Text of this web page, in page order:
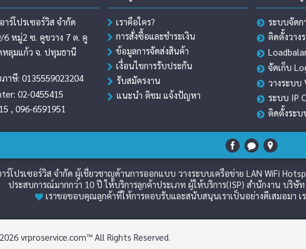
ร์โปรเซอร์วิส จำกัด
6 หมู่2 ซ. คูขวาง 7 ต. คู
หลุมแก้ว จ. ปทุมธานี
ภาษี: 0135559023204
02-0455415
, 096-6591951
เราคือใคร?
การสั่งซื้อและชำระเงิน
ข้อมูลการจัดส่งสินค้า
เงื่อนไขการรับประกัน
รับสมัครงาน
แนะนำ ติชม แจ้งปัญหา
ระบบจัดก
ติดตั้งวาง
จัดเก็บ
วางระบบ
ระบบ IP
ติดตั้งระบ
ร์โปรเซอร์วิส จำกัด ผู้เชี่ยวชาญด้านการออกแบบ วางระบบเครือข่าย LAN WiFi
ประสบการณ์มากกว่า 10 ปี ให้บริการลูกค้าประเภท ผู้ให้บริการ(ISP) สำนักงาน บริ
เราขอขอบคุณลูกค้าที่ให้การตอบรับและสนับสนุนเราเป็นอย่างดีเสมอมา
vrproservice.com™ All Rights Reserved.